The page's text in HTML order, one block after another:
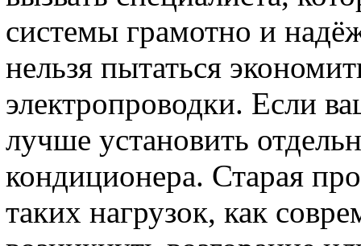
системы грамотно и
нельзя пытаться
электропроводки. Если
лучше установить
кондиционера. Старая
таких нагрузок, как